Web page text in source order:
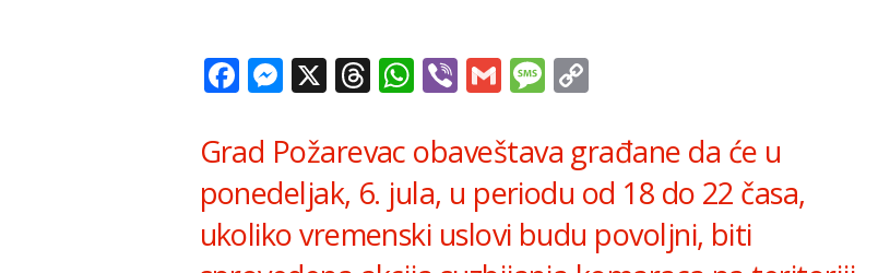
Facebook
Messenger
X Threads
WhatsApp
ViberGmailMessage
Grad Požarevac obaveštava građane da će u
ponedeljak, 6. jula, u periodu od 18 do 22 časa,
ukoliko vremenski uslovi budu povoljni, biti